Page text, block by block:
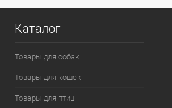
Каталог
Товары для собак
Товары для кошек
Товары для птиц